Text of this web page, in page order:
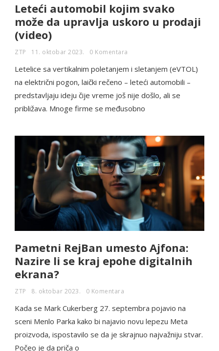
Leteći automobil kojim svako
može da upravlja uskoro u prodaji
(video)
ZTP 11. oktobar 2023. 0 Komentara
Letelice sa vertikalnim poletanjem i sletanjem (eVTOL)
na električni pogon, laički rečeno – leteći automobili –
predstavljaju ideju čije vreme još nije došlo, ali se
približava. Mnoge firme se međusobno
Pametni RejBan umesto Ajfona:
Nazire li se kraj epohe digitalnih
ekrana?
ZTP 8. oktobar 2023. 0 Komentara
Kada se Mark Cukerberg 27. septembra pojavio na
sceni Menlo Parka kako bi najavio novu lepezu Meta
proizvoda, ispostavilo se da je skrajnuo najvažniju stvar.
Počeo je da priča o